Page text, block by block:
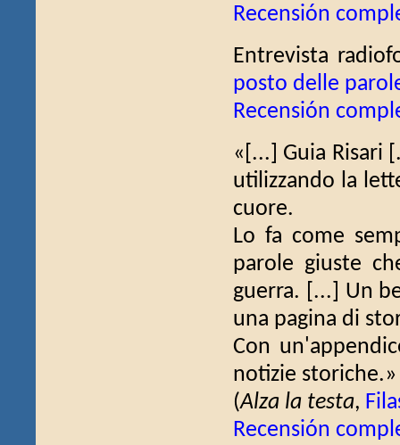
Recensión
Entrevista
posto delle
Recensión
«[...] Guia Risari
utilizzando la
cuore.
Lo fa come
parole giuste
guerra. [...] Un
una pagina di
Con
notizie storiche.»
(Alza la testa,
Recensión